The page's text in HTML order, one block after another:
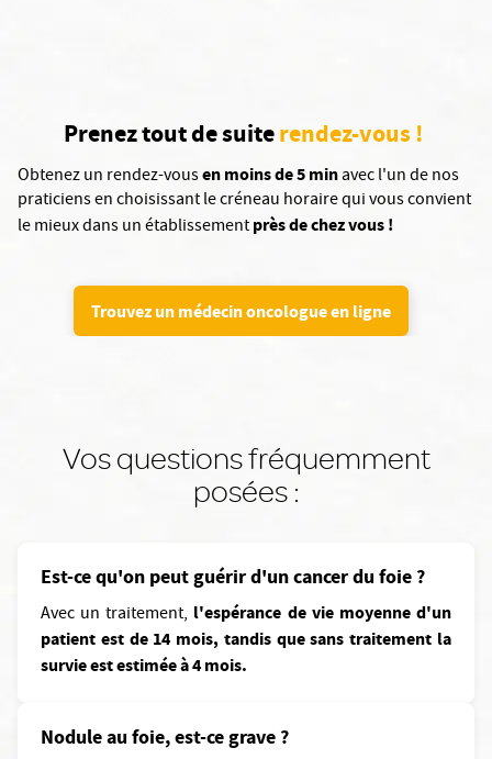
Prenez tout de suiterendez-vous !
Obtenez un rendez-vousen moins de 5 minavec l'un de nos
praticiens en choisissant le créneau horaire qui vous convient
le mieux dans un établissementprès de chez vous !
Trouvez un médecin oncologue en ligne
Vos questions fréquemment
posées :
Est-ce qu'on peut guérir d'un cancer du foie ?
Avec un traitement, l'espérance de vie moyenne d'un
patient est de 14 mois, tandis que sans traitement la
survie est estimée à 4 mois.
Nodule au foie, est-ce grave ?